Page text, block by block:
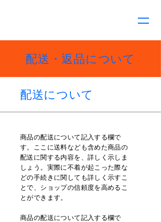
​配送・返品について
配送について
商品の配送について記入する欄で
す。ここに送料なども含めた商品の
配送に関する内容を、詳しく示しま
しょう。実際に不着が起こった際な
どの手続きに関しても詳しく示すこ
とで、ショップの信頼度を高めるこ
とができます。
商品の配送について記入する欄で